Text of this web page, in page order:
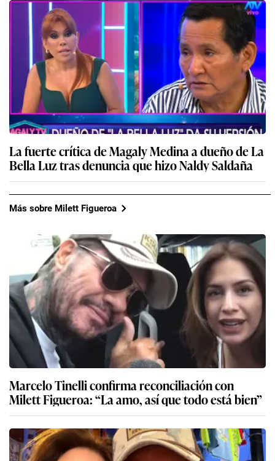
La fuerte crítica de Magaly Medina a dueño de La
Bella Luz tras denuncia que hizo Naldy Saldaña
Más sobre Milett Figueroa
Marcelo Tinelli confirma reconciliación con
Milett Figueroa: “La amo, así que todo está bien”